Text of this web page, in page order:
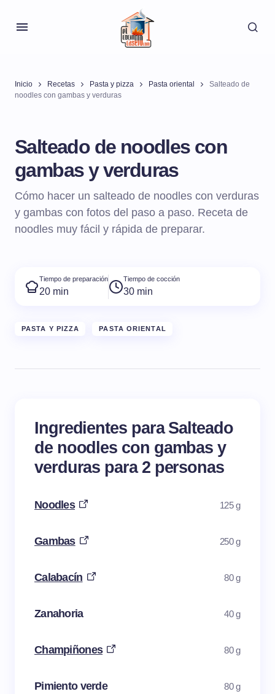
Inicio Recetas Pasta y pizza Pasta oriental
Salteado de
noodles con gambas y verduras
Salteado de noodles con
gambas y verduras
Cómo hacer un salteado de noodles con verduras
y gambas con fotos del paso a paso. Receta de
noodles muy fácil y rápida de preparar.
Tiempo de preparación
20 min
Tiempo de cocción
30 min
PASTA Y PIZZA PASTA ORIENTAL
Ingredientes para Salteado
de noodles con gambas y
verduras para 2 personas
Noodles 125 g
Gambas 250 g
Calabacín 80 g
Zanahoria 40 g
Champiñones 80 g
Pimiento verde 80 g